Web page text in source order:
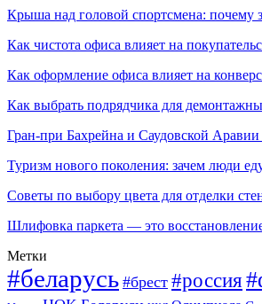
Крыша над головой спортсмена: почему
Как чистота офиса влияет на
Как оформление офиса влияет на
Как выбрать подрядчика для
Гран-при Бахрейна и Саудовской
Туризм нового поколения: зачем люди
Советы по выбору цвета для отделки
Шлифовка паркета — это
Метки
#беларусь #брест #россия